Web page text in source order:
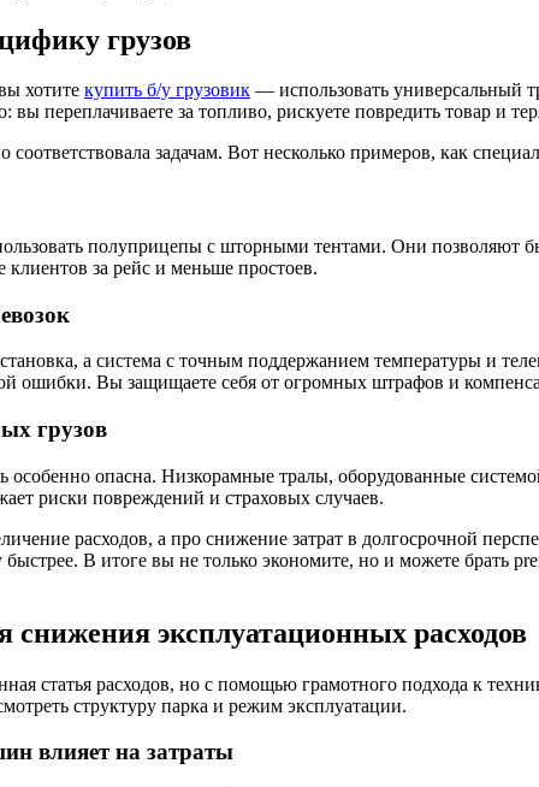
грузов
хотите купить б/у грузовик — использовать универсальный
переплачиваете за топливо, рискуете повредить товар и
задачам. Вот несколько примеров, как
полуприцепы с шторными тентами. Они позволяют
за рейс и меньше простоев.
а система с точным поддержанием температуры и
ошибки. Вы защищаете себя от огромных штрафов и
грузов
особенно опасна. Низкорамные тралы, оборудованные
риски повреждений и страховых случаев.
расходов, а про снижение затрат в долгосрочной
В итоге вы не только экономите, но и можете брать
эксплуатационных расходов
статья расходов, но с помощью грамотного подхода к
структуру парка и режим эксплуатации.
влияет на затраты